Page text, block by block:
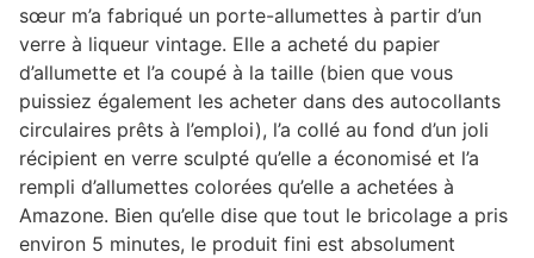
sœur m’a fabriqué un porte-allumettes à partir d’un
verre à liqueur vintage. Elle a acheté du papier
d’allumette et l’a coupé à la taille (bien que vous
puissiez également les acheter dans des autocollants
circulaires prêts à l’emploi), l’a collé au fond d’un joli
récipient en verre sculpté qu’elle a économisé et l’a
rempli d’allumettes colorées qu’elle a achetées à
Amazone. Bien qu’elle dise que tout le bricolage a pris
environ 5 minutes, le produit fini est absolument